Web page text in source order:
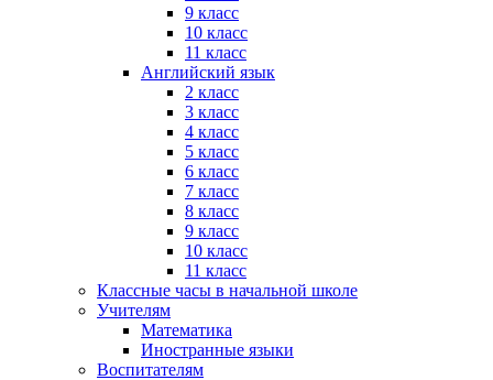
9 класс
10 класс
11 класс
Английский язык
2 класс
3 класс
4 класс
5 класс
6 класс
7 класс
8 класс
9 класс
10 класс
11 класс
Классные часы в начальной школе
Учителям
Математика
Иностранные языки
Воспитателям